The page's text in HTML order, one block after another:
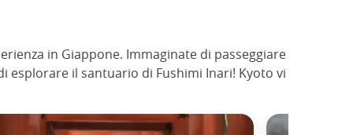
in Giappone. Immaginate di passeggiare
esplorare il santuario di Fushimi Inari! Kyoto vi